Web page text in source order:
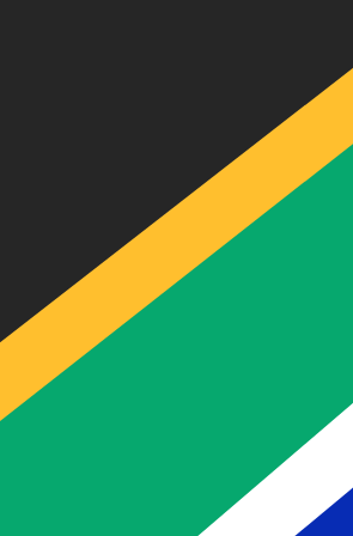
$9.00 $1,152.25
USD
0.683540